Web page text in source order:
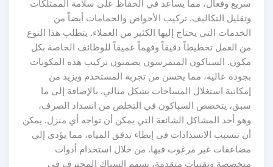
سريع وفعال، مما يساعد في الحفاظ على سلامة الممتلكات
وتقليل التكاليف. تركيب الأحواض والحمامات أيضاً من
الخدمات التي يحتاج إليها الكثير من العملاء. يتطلب هذا النوع
من العمل تخطيطاً دقيقاً وفهماً عميقاً للوظائف الخاصة بكل
مكون. السباكون المتمرسون يضمنون تركيب هذه المكونات
بجودة عالية، مما يحسن من تجربة المستخدم ويزيد من
إمكانية استغلال المساحات بشكل مثالي. بالإضافة إلى ما
سبق، يتخصص السباكون في التخلص من انسداد الصرف،
وهو أحد المشاكل الشائعة التي يمكن أن تواجه أي منزل. يمكن
أن تتسبب الانسدادات في إبطاء تدفق المياه، مما يؤدي إلى
مضاعفات غير مرغوب فيها. من خلال استخدام أدوات
متخصصة وتقنيات متقدمة، يسهم السباك المحترف في